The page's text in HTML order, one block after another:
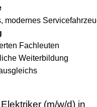
modernes
Fachleuten
Weiterbildung
(m/w/d) in